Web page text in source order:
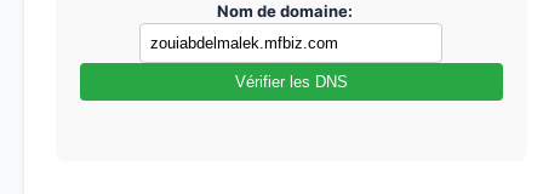
Nom de domaine:
Vérifier les DNS